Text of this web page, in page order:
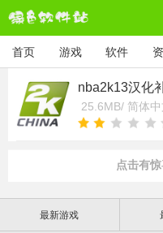
首页 游戏 软件
nba2k13汉化
25.6MB/ 简体
点击有
最新游戏